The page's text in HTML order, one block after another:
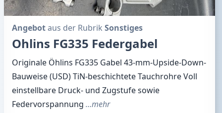
Angebotaus der Rubrik Sonstiges
Ohlins FG335 Federgabel
Originale Öhlins FG335 Gabel 43-mm-Upside-Down-
Bauweise (USD) TiN-beschichtete Tauchrohre Voll
einstellbare Druck- und Zugstufe sowie
Federvorspannung …mehr